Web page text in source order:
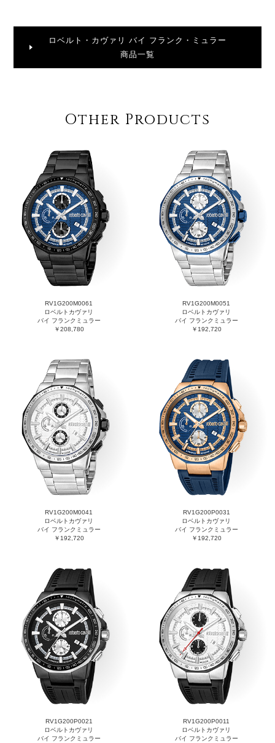
ロベルト・カヴァリ バイ フランク・ミュラー
商品一覧
Other Products
RV1G200M0061
ロベルトカヴァリ
バイ フランクミュラー
￥208,780
RV1G200M0051
ロベルトカヴァリ
バイ フランクミュラー
￥192,720
RV1G200M0041
ロベルトカヴァリ
バイ フランクミュラー
￥192,720
RV1G200P0031
ロベルトカヴァリ
バイ フランクミュラー
￥192,720
RV1G200P0021
ロベルトカヴァリ
バイ フランクミュラー
RV1G200P0011
ロベルトカヴァリ
バイ フランクミュラー